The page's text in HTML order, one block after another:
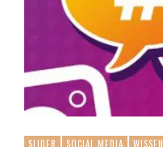
SLIDER SOCIAL MEDIA WISSEN